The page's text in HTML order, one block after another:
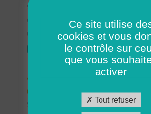
91 - Essonne
09/04/2026
Aide à domicile - ADMR du Canton
(H/F)
Ce site utilise
cookies et vous
le contrôle sur
que vous
activer
Tout refuser